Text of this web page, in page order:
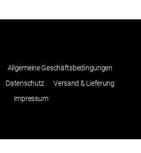
Allgemeine Geschäftsbedingungen
Datenschutz
Versand & Lieferung
Impressum